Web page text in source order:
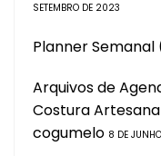
SETEMBRO DE 2023
Planner
Arquivos de
Costura
cogumelo 8 DE